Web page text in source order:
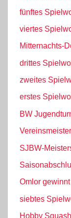
fünftes
viertes
Mitternachts-
drittes
zweites
erstes
BW
SJBW-
Omlor
siebtes
Hobby